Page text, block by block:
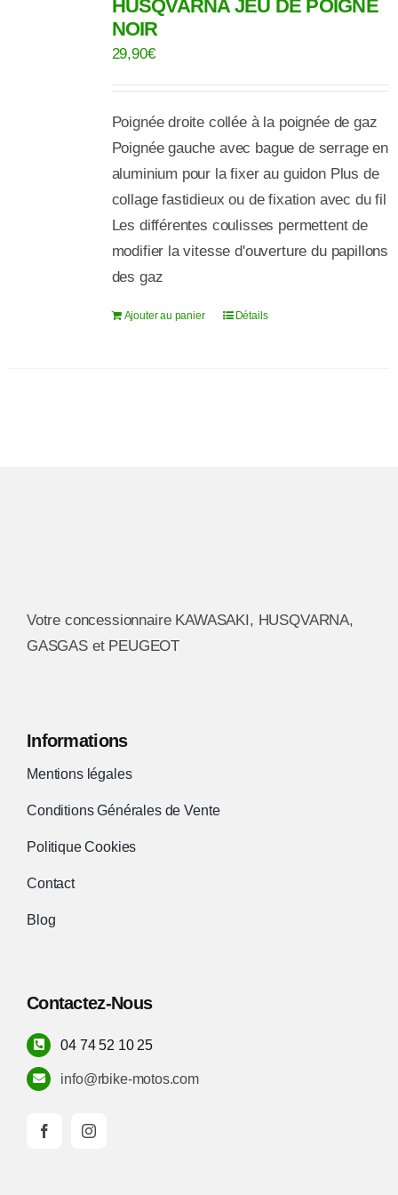
HUSQVARNA JEU DE POIGNE
NOIR
29,90€
Poignée droite collée à la poignée de gaz
Poignée gauche avec bague de serrage en
aluminium pour la fixer au guidon Plus de
collage fastidieux ou de fixation avec du fil
Les différentes coulisses permettent de
modifier la vitesse d'ouverture du papillons
des gaz
Ajouter au panier Détails
Votre concessionnaire KAWASAKI, HUSQVARNA,
GASGAS et PEUGEOT
Informations
Mentions légales
Conditions Générales de Vente
Politique Cookies
Contact
Blog
Contactez-Nous
04 74 52 10 25
info@rbike-motos.com